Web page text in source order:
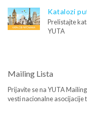
Katalozi
Prelistajte
YUTA
Mailing Lista
Prijavite se na YUTA
vesti nacionalne asocijacije